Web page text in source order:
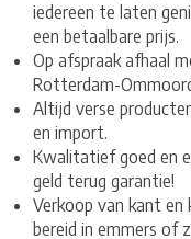
iedereen te laten
een betaalbare prijs.
Op afspraak afhaal
Rotterdam-
Altijd verse
en import.
Kwalitatief goed en
geld terug garantie!
Verkoop van kant en
bereid in emmers of